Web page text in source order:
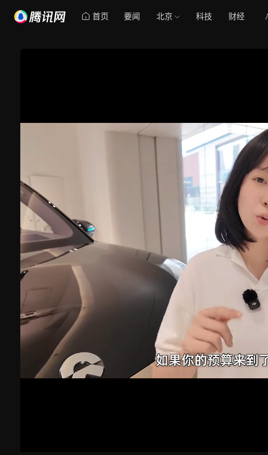
首页 要闻 北京 科技 财经